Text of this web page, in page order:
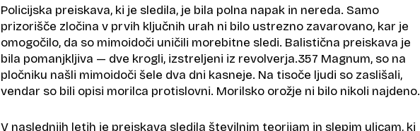
Policijska preiskava, ki je sledila, je bila polna napak in nereda. Samo
prizorišče zločina v prvih ključnih urah ni bilo ustrezno zavarovano, kar je
omogočilo, da so mimoidoči uničili morebitne sledi. Balistična preiskava je
bila pomanjkljiva — dve krogli, izstreljeni iz revolverja.357 Magnum, so na
pločniku našli mimoidoči šele dva dni kasneje. Na tisoče ljudi so zaslišali,
vendar so bili opisi morilca protislovni. Morilsko orožje ni bilo nikoli najdeno.
V naslednjih letih je preiskava sledila številnim teorijam in slepim ulicam, ki